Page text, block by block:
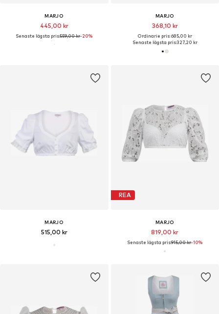
MARJO
445,00 kr
Senaste lägsta pris:559,00 kr-20%
MARJO
368,10 kr
Ordinarie pris: 685,00 kr
Senaste lägsta pris:327,20 kr
MARJO
515,00 kr
REA
MARJO
819,00 kr
Senaste lägsta pris:915,00 kr-10%